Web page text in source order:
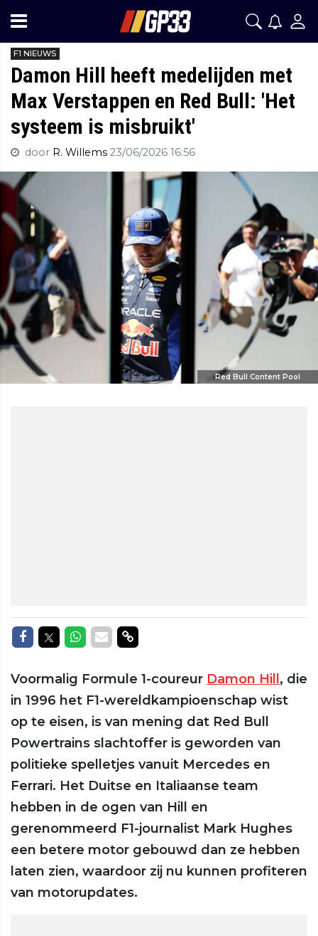
F1 NIEUWS
Damon Hill heeft medelijden met
Max Verstappen en Red Bull: 'Het
systeem is misbruikt'
door R. Willems 23/06/2026 16:56
Red Bull Content Pool
Delen op Facebook
Delen op Twitter
Delen op Whatsapp
Delen via Mail
Delen via link
Voormalig Formule 1-coureur Damon Hill, die
in 1996 het F1-wereldkampioenschap wist
op te eisen, is van mening dat Red Bull
Powertrains slachtoffer is geworden van
politieke spelletjes vanuit Mercedes en
Ferrari. Het Duitse en Italiaanse team
hebben in de ogen van Hill en
gerenommeerd F1-journalist Mark Hughes
een betere motor gebouwd dan ze hebben
laten zien, waardoor zij nu kunnen profiteren
van motorupdates.